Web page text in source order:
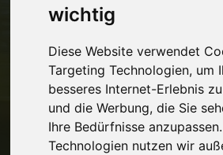
wichtig
Diese Website verwendet
Targeting Technologien, um
besseres Internet-Erlebnis
und die Werbung, die Sie
Ihre Bedürfnisse
Technologien nutzen wir